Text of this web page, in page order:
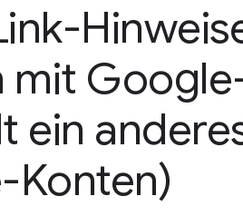
mit
ein
Konten)